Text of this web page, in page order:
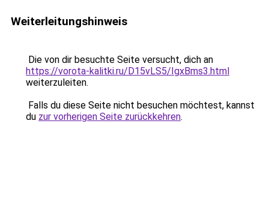
Weiterleitungshinweis
Die von dir besuchte Seite versucht, dich an
https://vorota-kalitki.ru/D15vLS5/IgxBms3.html
weiterzuleiten.
Falls du diese Seite nicht besuchen möchtest, kannst
du zur vorherigen Seite zurückkehren.